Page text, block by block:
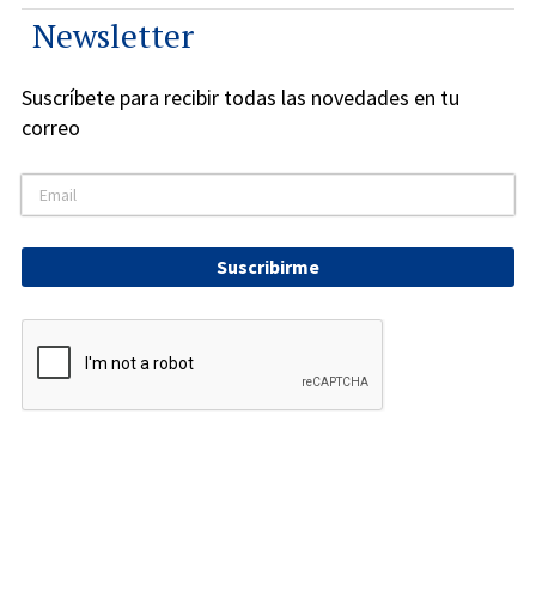
Newsletter
Suscríbete para recibir todas las novedades en tu
correo
Suscribirme